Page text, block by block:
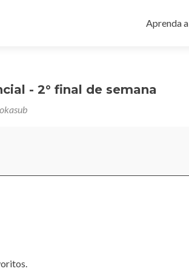
para
Aprenda
- 2° final de semana